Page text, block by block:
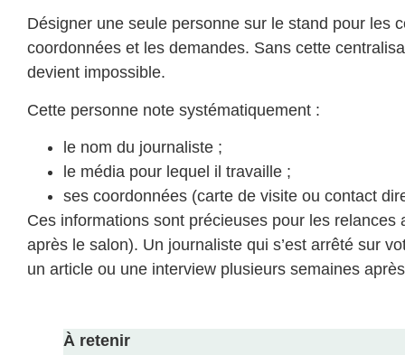
Désigner une seule personne sur le stand pour les
coordonnées et les demandes. Sans cette
devient impossible.
Cette personne note systématiquement :
le nom du journaliste ;
le média pour lequel il travaille ;
ses coordonnées (carte de visite ou contact
Ces informations sont précieuses pour les
après le salon). Un journaliste qui s’est arrêté sur
un article ou une interview plusieurs semaines
À retenir